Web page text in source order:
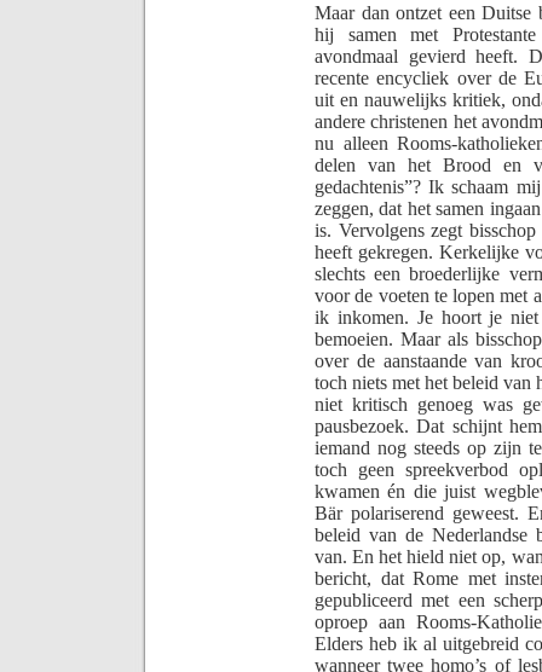
Maar dan ontzet een Duitse
hij samen met
avondmaal ge­vierd heeft.
recente encycliek over de
uit en nauwelijks kritiek,
andere christenen het
nu alleen Rooms-
delen van het Brood en
gedachtenis”? Ik schaam
zeggen, dat het samen
is. Vervolgens zegt
heeft gekregen. Kerkelijke
slechts een broederlijke
voor de voeten te lopen met
ik inkomen. Je hoort je
bemoeien. Maar als
over de aanstaande van
toch niets met het beleid van
niet kritisch genoeg was
pausbezoek. Dat schijnt
iemand nog steeds op zijn
toch geen spreekverbod
kwamen én die juist
Bär polariserend geweest.
beleid van de Nederlandse
van. En het hield niet op,
bericht, dat Rome met
gepubliceerd met een
oproep aan Rooms-
Elders heb ik al uitgebreid
wanneer twee homo’s of